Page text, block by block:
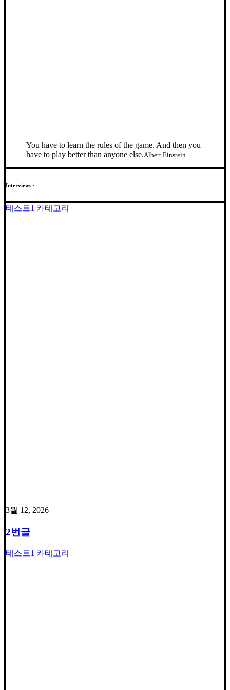
You have to learn the rules of the game. And then you
have to play better than anyone else.Albert Einstein
Interviews ·
테스트1 카테고리
3월 12, 2026
2번글
테스트1 카테고리